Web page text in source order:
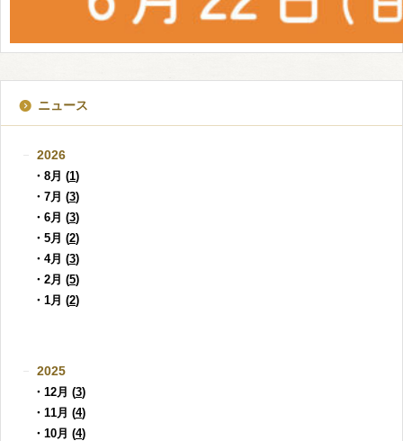
ニュース
2026
・8月 (1)
・7月 (3)
・6月 (3)
・5月 (2)
・4月 (3)
・2月 (5)
・1月 (2)
2025
・12月 (3)
・11月 (4)
・10月 (4)